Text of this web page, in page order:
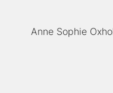
Anne Sophie